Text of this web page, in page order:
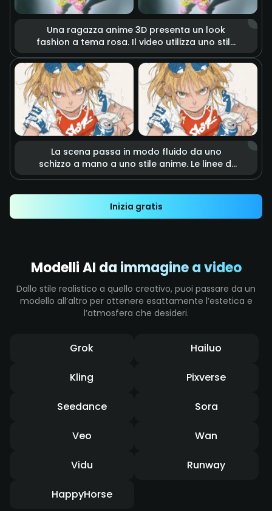
Una ragazza anime 3D presenta un look
fashion a tema rosa. Il video utilizza uno stile
e capi che fluttuano come se fossero vivi.
Luci morbide da studio e colori vivaci creano
un’atmosfera dolce, energica e sognante.
La scena passa in modo fluido da uno
schizzo a mano a uno stile anime. Le linee di
lattina. Effetti di speed lines e motion blur
enfatizzano l’impatto e la velocità.
Inizia gratis
Modelli AI da immagine a video
Dallo stile realistico a quello creativo, puoi passare da un
modello all’altro per ottenere esattamente l’estetica e
l’atmosfera che desideri.
Grok Hailuo
Kling Pixverse
Seedance Sora
Veo Wan
Vidu Runway
HappyHorse